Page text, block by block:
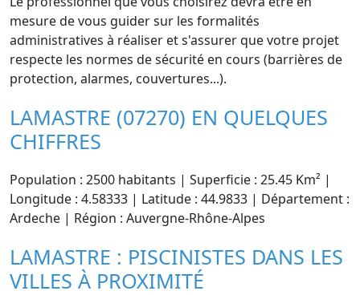
mesure de vous guider sur les formalités
administratives à réaliser et s'assurer que votre projet
respecte les normes de sécurité en cours (barrières de
protection, alarmes, couvertures...).
LAMASTRE (07270) EN QUELQUES
CHIFFRES
Population : 2500 habitants | Superficie : 25.45 Km² |
Longitude : 4.58333 | Latitude : 44.9833 | Département :
Ardeche | Région : Auvergne-Rhône-Alpes
LAMASTRE : PISCINISTES DANS LES
VILLES À PROXIMITÉ